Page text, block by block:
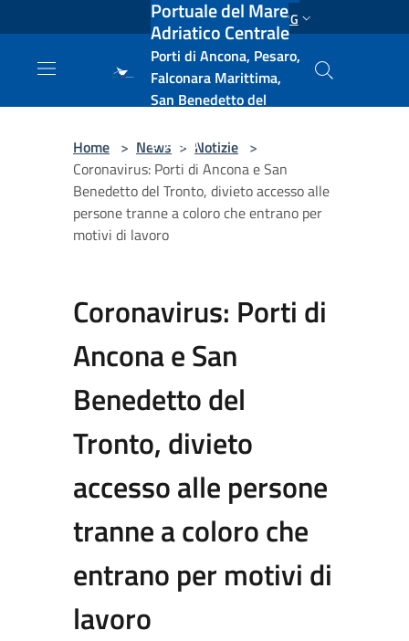
Salta al contenuto principale ENG
Portuale del Mare
Adriatico Centrale
Porti di Ancona, Pesaro,
Falconara Marittima,
San Benedetto del
e Vasto
Home > News > Notizie >
Coronavirus: Porti di Ancona e San
Benedetto del Tronto, divieto accesso alle
persone tranne a coloro che entrano per
motivi di lavoro
Coronavirus: Porti di
Ancona e San
Benedetto del
Tronto, divieto
accesso alle persone
tranne a coloro che
entrano per motivi di
lavoro